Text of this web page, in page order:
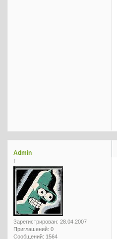
Admin
↑
Зарегистрирован: 28.04.2007
Приглашений: 0
Сообщений: 1564